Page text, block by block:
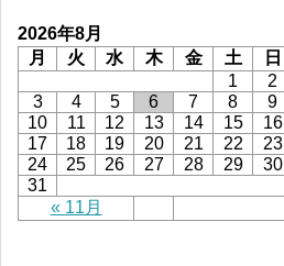
2026年8月
月
火 水 木 金 土 日
« 11月
1
2
3
4 5 6 7 8
9
10
11 12 13 14 15
16
17
18 19 20 21 22
23
24
25 26 27 28 29
30
31